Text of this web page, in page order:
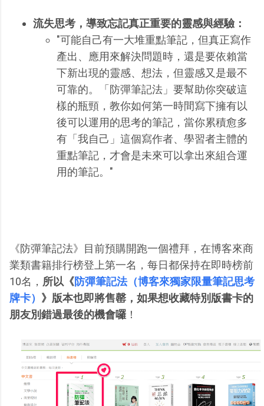
流失思考，導致忘記真正重要的靈感與經驗：
"可能自己有一大堆重點筆記，但真正寫作
產出、應用來解決問題時，還是要依賴當
下新出現的靈感、想法，但靈感又是最不
可靠的。「防彈筆記法」要幫助你突破這
樣的瓶頸，教你如何第一時間寫下擁有以
後可以運用的思考的筆記，當你累積愈多
有「我自己」這個寫作者、學習者主體的
重點筆記，才會是未來可以拿出來組合運
用的筆記。"
《防彈筆記法》目前預購開跑一個禮拜，在博客來商
業類書籍排行榜登上第一名，每日都保持在即時榜前
10名， 所以《防彈筆記法（博客來獨家限量筆記思考
牌卡） 》版本也即將售罄，如果想收藏特別版書卡的
朋友別錯過最後的機會囉 ！